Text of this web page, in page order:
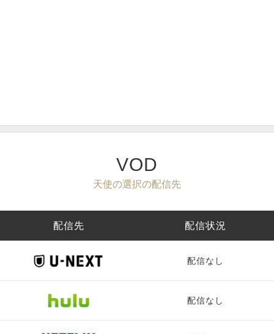
VOD
天使の選択の配信先
配信先 配信状況
配信なし
配信なし